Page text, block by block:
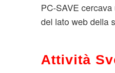
PC-SAVE
del lato web della
Attività